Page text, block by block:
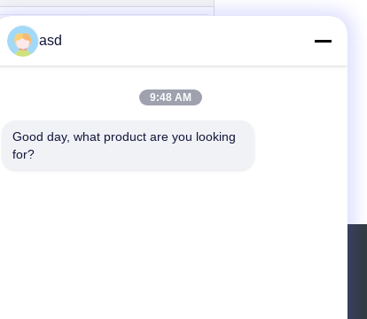
Screen
Cell Phone
For
720Pixel Lenovo lcd
asd
9:48 AM
Good day, what product are you looking
for?